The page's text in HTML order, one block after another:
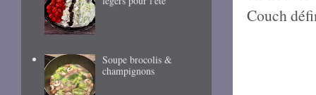
Couch
Soupe brocolis &
champignons